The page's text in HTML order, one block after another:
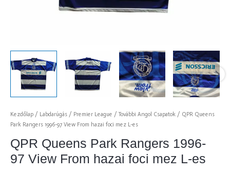
Kezdőlap / Labdarúgás / Premier League /További Angol Csapatok / QPR Queens
Park Rangers 1996-97 View From hazai foci mez L-es
QPR Queens Park Rangers 1996-
97 View From hazai foci mez L-es